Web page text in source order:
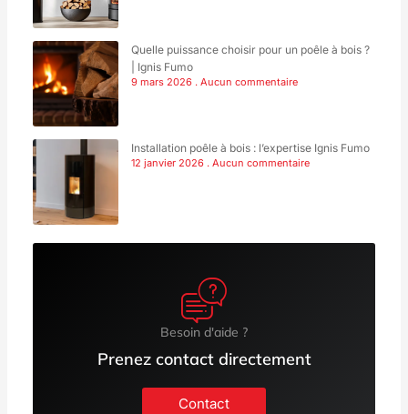
Quelle puissance choisir pour un poêle à bois ?
| Ignis Fumo
9 mars 2026 Aucun commentaire
Installation poêle à bois : l’expertise Ignis Fumo
12 janvier 2026 Aucun commentaire
Besoin d'aide ?
Prenez contact directement
Contact